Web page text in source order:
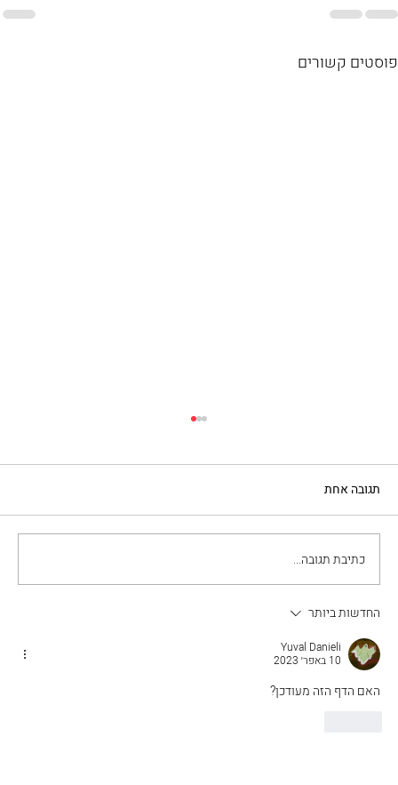
פוסטים קשורים
המדריך הבסיסי לקניית נדל"ן באיטליה
תגובה אחת
כתיבת תגובה...
החדשות ביותר
Yuval Danieli
10 באפר׳ 2023
האם הדף הזה מעודכן?